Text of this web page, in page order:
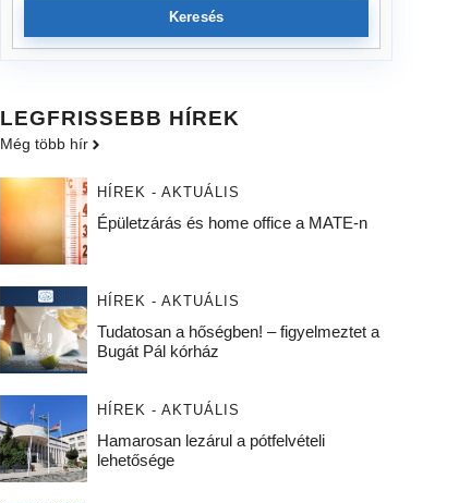
Keresés
LEGFRISSEBB HÍREK
Még több hír
HÍREK - AKTUÁLIS
Épületzárás és home office a MATE-n
HÍREK - AKTUÁLIS
Tudatosan a hőségben! – figyelmeztet a
Bugát Pál kórház
HÍREK - AKTUÁLIS
Hamarosan lezárul a pótfelvételi
lehetősége